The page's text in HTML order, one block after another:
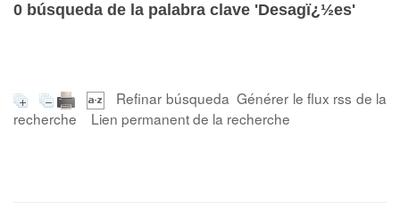
0 búsqueda de la palabra clave 'Desagï¿½es'
Refinar búsqueda Générer le flux rss de la
recherche
Lien permanent de la recherche